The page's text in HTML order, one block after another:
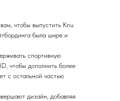
чтобы выпустить Knu
была шире и
спортивную
чтобы дополнить более
с остальной частью
дизайн, добавляя